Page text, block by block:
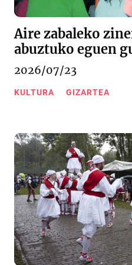
Aire zabaleko
abuztuko eguen
2026/07/23
KULTURA GIZARTEA